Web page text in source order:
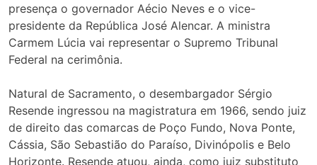
presença o governador Aécio Neves e o vice-
presidente da República José Alencar. A ministra
Carmem Lúcia vai representar o Supremo Tribunal
Federal na cerimônia.
Natural de Sacramento, o desembargador Sérgio
Resende ingressou na magistratura em 1966, sendo juiz
de direito das comarcas de Poço Fundo, Nova Ponte,
Cássia, São Sebastião do Paraíso, Divinópolis e Belo
Horizonte. Resende atuou, ainda, como juiz substituto